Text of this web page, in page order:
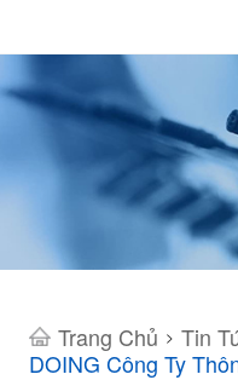
Trang Chủ > Tin
DOING Công Ty